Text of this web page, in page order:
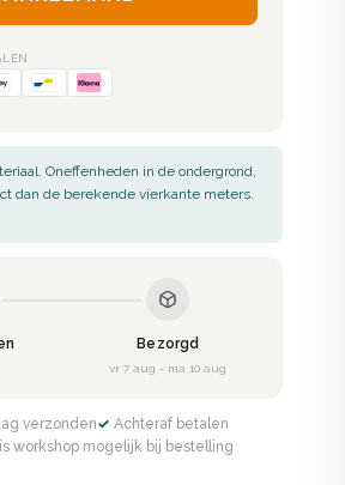
Oneffenheden in de ondergrond,
dan de berekende vierkante meters.
Bezorgd
vr 7 aug - ma 10 aug
verzonden
✓ Achteraf betalen
workshop mogelijk bij bestelling